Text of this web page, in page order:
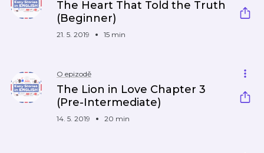
The Heart That Told the Truth
(Beginner)
21. 5. 2019 15 min
O epizodě
The Lion in Love Chapter 3
(Pre-Intermediate)
14. 5. 2019 20 min